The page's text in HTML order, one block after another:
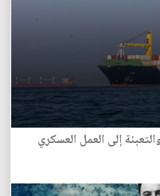
إلى العمل العسكري